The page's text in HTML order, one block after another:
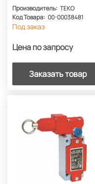
Производитель: ТЕКО
Код Товара: 00-00038481
Под заказ
Цена по запросу
Заказать товар